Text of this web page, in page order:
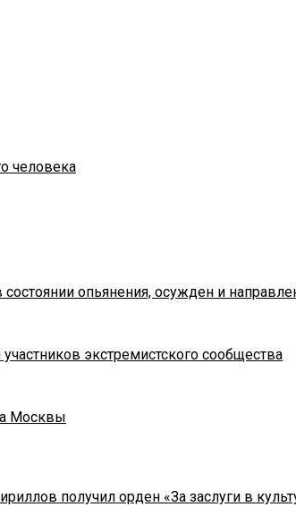
человека
опьянения, осужден и
экстремистского сообщества
Москвы
получил орден «За заслуги в